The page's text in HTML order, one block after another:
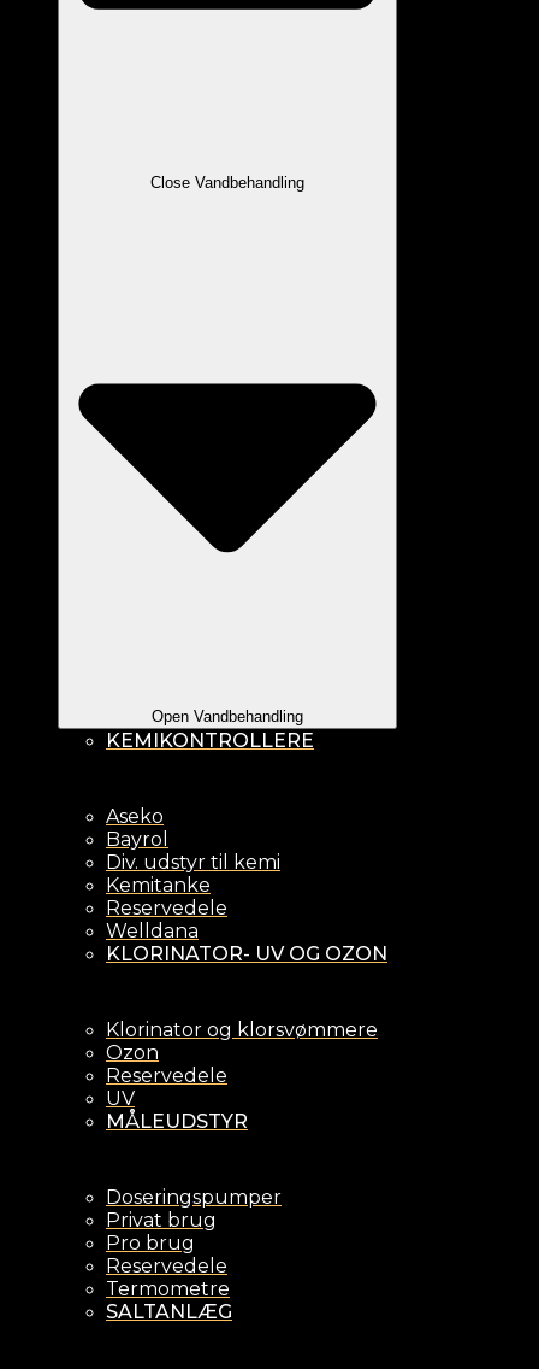
Close Vandbehandling
Open Vandbehandling
KEMIKONTROLLERE
Aseko
Bayrol
Div. udstyr til kemi
Kemitanke
Reservedele
Welldana
KLORINATOR- UV OG OZON
Klorinator og klorsvømmere
Ozon
Reservedele
UV
MÅLEUDSTYR
Doseringspumper
Privat brug
Pro brug
Reservedele
Termometre
SALTANLÆG